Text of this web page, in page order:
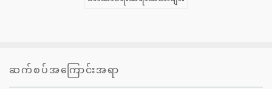
ဆက်စပ်အကြောင်းအရာ